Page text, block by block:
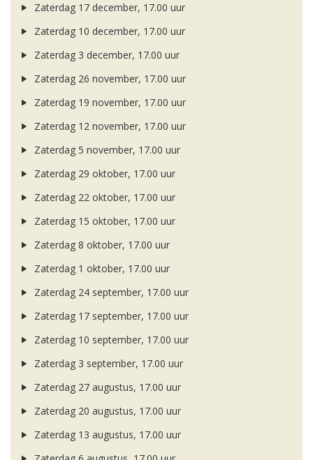
Zaterdag 17 december, 17.00 uur
Zaterdag 10 december, 17.00 uur
Zaterdag 3 december, 17.00 uur
Zaterdag 26 november, 17.00 uur
Zaterdag 19 november, 17.00 uur
Zaterdag 12 november, 17.00 uur
Zaterdag 5 november, 17.00 uur
Zaterdag 29 oktober, 17.00 uur
Zaterdag 22 oktober, 17.00 uur
Zaterdag 15 oktober, 17.00 uur
Zaterdag 8 oktober, 17.00 uur
Zaterdag 1 oktober, 17.00 uur
Zaterdag 24 september, 17.00 uur
Zaterdag 17 september, 17.00 uur
Zaterdag 10 september, 17.00 uur
Zaterdag 3 september, 17.00 uur
Zaterdag 27 augustus, 17.00 uur
Zaterdag 20 augustus, 17.00 uur
Zaterdag 13 augustus, 17.00 uur